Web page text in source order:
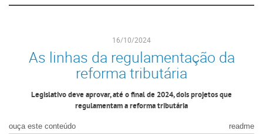
16/10/2024
As linhas da regulamentação da
reforma tributária
Legislativo deve aprovar, até o final de 2024, dois projetos que
regulamentam a reforma tributária
ouça este conteúdo readme